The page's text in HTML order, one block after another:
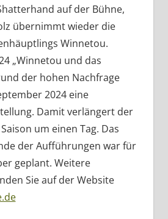
auf der Bühne,
übernimmt wieder die
Winnetou.
„Winnetou und das
der hohen Nachfrage
2024 eine
Damit verlängert der
um einen Tag. Das
der Aufführungen war für
geplant. Weitere
Sie auf der Website